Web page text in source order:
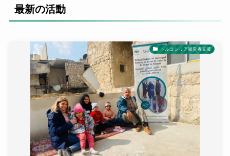
最新の活動
トルコシリア被災者支援